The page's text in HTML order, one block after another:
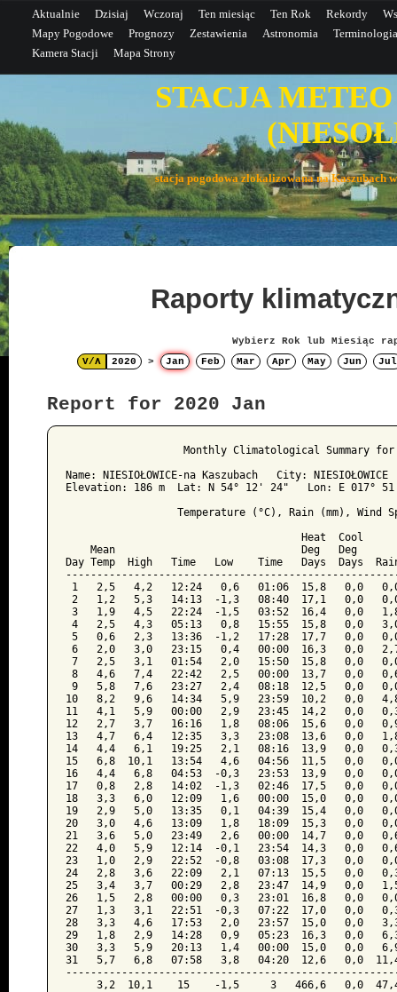
Aktualnie Dzisiaj Wczoraj Ten miesiąc Ten Rok Rekordy
Mapy Pogodowe
Prognozy Zestawienia Astronomia
Terminologia
Kamera Stacji
Mapa Strony
STACJA
stacja pogodowa zlokalizowana na
Raporty
Wybierz Rok lub Miesiąc
V/Λ
2020 > Jan Feb Mar Apr May Jun Jul
Report for 2020 Jan
Monthly Climatological Summary for
Name: NIESIOŁOWICE-na Kaszubach   City:
Elevation: 186 m  Lat: N 54° 12' 24"   Lon: E 017°
Temperature (°C), Rain (mm), Wind
Heat  Cool
Mean                              Deg   Deg
Day Temp  High   Time   Low    Time   Days  Days
1   2,5   4,2   12:24   0,6   01:06  15,8   0,0   0,0
2   1,2   5,3   14:13  -1,3   08:40  17,1   0,0   0,0
3   1,9   4,5   22:24  -1,5   03:52  16,4   0,0
4   2,5   4,3   05:13   0,8   15:55  15,8   0,0
5   0,6   2,3   13:36  -1,2   17:28  17,7   0,0   0,0
6   2,0   3,0   23:15   0,4   00:00  16,3   0,0
7   2,5   3,1   01:54   2,0   15:50  15,8   0,0   0,0
8   4,6   7,4   22:42   2,5   00:00  13,7   0,0
9   5,8   7,6   23:27   2,4   08:18  12,5   0,0
10   8,2   9,6   14:34   5,9   23:59  10,2   0,0   4,8
11   4,1   5,9   00:00   2,9   23:45  14,2   0,0
12   2,7   3,7   16:16   1,8   08:06  15,6   0,0
13   4,7   6,4   12:35   3,3   23:08  13,6   0,0   1,8
14   4,4   6,1   19:25   2,1   08:16  13,9   0,0   0,3
15   6,8  10,1   13:54   4,6   04:56  11,5   0,0   0,0
16   4,4   6,8   04:53  -0,3   23:53  13,9   0,0   0,0
17   0,8   2,8   14:02  -1,3   02:46  17,5   0,0
18   3,3   6,0   12:09   1,6   00:00  15,0   0,0
19   2,9   5,0   13:35   0,1   04:39  15,4   0,0
20   3,0   4,6   13:09   1,8   18:09  15,3   0,0   0,0
21   3,6   5,0   23:49   2,6   00:00  14,7   0,0
22   4,0   5,9   12:14  -0,1   23:54  14,3   0,0
23   1,0   2,9   22:52  -0,8   03:08  17,3   0,0   0,0
24   2,8   3,6   22:09   2,1   07:13  15,5   0,0   0,3
25   3,4   3,7   00:29   2,8   23:47  14,9   0,0
26   1,5   2,8   00:00   0,3   23:01  16,8   0,0
27   1,3   3,1   22:51  -0,3   07:22  17,0   0,0
28   3,3   4,6   17:53   2,0   23:57  15,0   0,0
29   1,8   2,9   14:28   0,9   05:23  16,3   0,0   6,3
30   3,3   5,9   20:13   1,4   00:00  15,0   0,0
31   5,7   6,8   07:58   3,8   04:20  12,6   0,0
3,2  10,1    15    -1,5     3   466,6   0,0